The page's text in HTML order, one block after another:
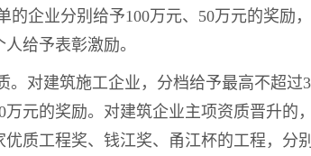
的企业分别给予100万元、50万元的奖励
给予表彰激励。
。对建筑施工企业，分档给予最高不超
元的奖励。对建筑企业主项资质晋升的
质工程奖、钱江奖、甬江杯的工程，分